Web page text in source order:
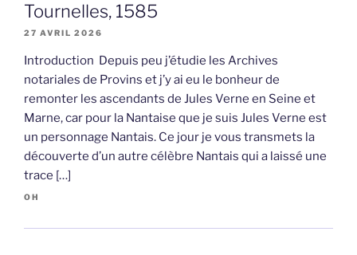
Tournelles, 1585
27 AVRIL 2026
Introduction Depuis peu j’étudie les Archives
notariales de Provins et j’y ai eu le bonheur de
remonter les ascendants de Jules Verne en Seine et
Marne, car pour la Nantaise que je suis Jules Verne est
un personnage Nantais. Ce jour je vous transmets la
découverte d’un autre célèbre Nantais qui a laissé une
trace […]
OH